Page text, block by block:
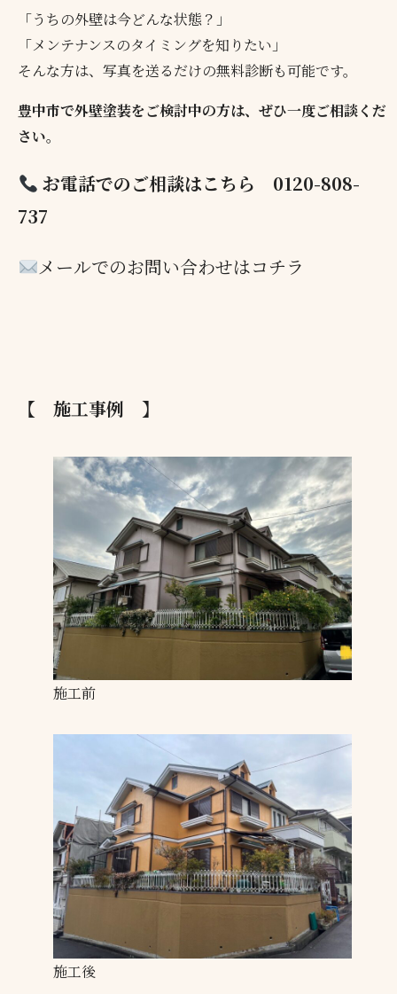
「うちの外壁は今どんな状態？」
「メンテナンスのタイミングを知りたい」
そんな方は、写真を送るだけの無料診断も可能です。
豊中市で外壁塗装をご検討中の方は、ぜひ一度ご相談くだ
さい。
お電話でのご相談はこちら
0120-808-
737
メールでのお問い合わせはコチラ
【 施工事例 】
施工前
施工後